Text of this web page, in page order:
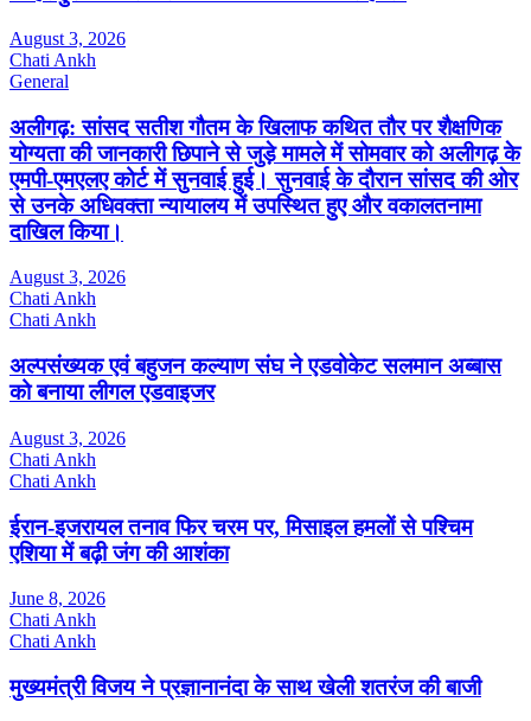
August 3, 2026
Chati Ankh
General
अलीगढ़: सांसद सतीश गौतम के खिलाफ कथित तौर पर शैक्षणिक
योग्यता की जानकारी छिपाने से जुड़े मामले में सोमवार को अलीगढ़ के
एमपी-एमएलए कोर्ट में सुनवाई हुई। सुनवाई के दौरान सांसद की ओर
से उनके अधिवक्ता न्यायालय में उपस्थित हुए और वकालतनामा
दाखिल किया।
August 3, 2026
Chati Ankh
Chati Ankh
अल्पसंख्यक एवं बहुजन कल्याण संघ ने एडवोकेट सलमान अब्बास
को बनाया लीगल एडवाइजर
August 3, 2026
Chati Ankh
Chati Ankh
ईरान-इजरायल तनाव फिर चरम पर, मिसाइल हमलों से पश्चिम
एशिया में बढ़ी जंग की आशंका
June 8, 2026
Chati Ankh
Chati Ankh
मुख्यमंत्री विजय ने प्रज्ञानानंदा के साथ खेली शतरंज की बाजी